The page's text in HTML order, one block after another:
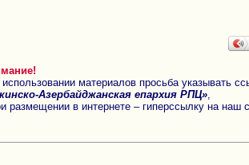
использовании материалов просьба указывать
Азербайджанская епархия РПЦ»
размещении в интернете – гиперссылку на наш